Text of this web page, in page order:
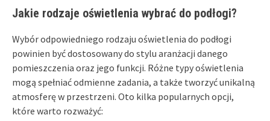
Jakie rodzaje oświetlenia wybrać do podłogi?
Wybór odpowiedniego rodzaju oświetlenia do podłogi
powinien być dostosowany do stylu aranżacji danego
pomieszczenia oraz jego funkcji. Różne typy oświetlenia
mogą spełniać odmienne zadania, a także tworzyć unikalną
atmosferę w przestrzeni. Oto kilka popularnych opcji,
które warto rozważyć: